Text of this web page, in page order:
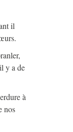
il
y a de
à
nos